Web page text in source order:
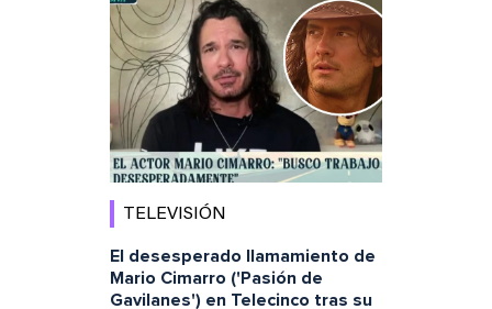
TELEVISIÓN
El desesperado llamamiento de
Mario Cimarro ('Pasión de
Gavilanes') en Telecinco tras su